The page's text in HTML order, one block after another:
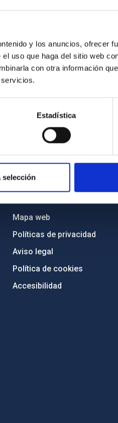
y los anuncios, ofrecer
uso que haga del sitio web
con otra información
Estadística
selección
de la estrella y la escala temporal
la caída de Sph. Las líneas
Mapa web
Políticas de privacidad
Aviso legal
Política de cookies
Accesibilidad